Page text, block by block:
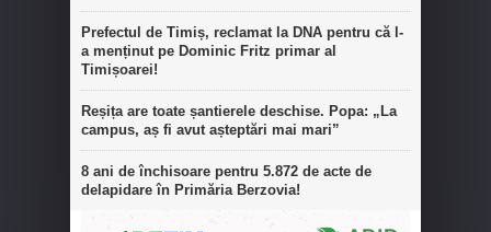
Prefectul de Timiș, reclamat la DNA pentru că l-
a menținut pe Dominic Fritz primar al
Timișoarei!
Reșița are toate șantierele deschise. Popa: „La
campus, aș fi avut așteptări mai mari”
8 ani de închisoare pentru 5.872 de acte de
delapidare în Primăria Berzovia!